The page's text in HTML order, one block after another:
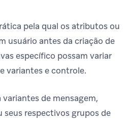
pela qual os atributos ou
usuário antes da criação de
específico possam variar
variantes e controle.
de mensagem,
seus respectivos grupos de